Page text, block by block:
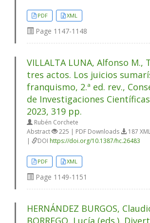
PDF XML
Page 1147-1148
VILLALTA LUNA, Alfonso M.,
tres actos. Los juicios
franquismo, 2.ª ed. rev.,
de Investigaciones
2023, 319 pp.
Rubén Corchete
Abstract
225 | PDF Downloads 187
|
DOI https://doi.org/10.1387/hc.26483
PDF XML
Page 1149-1151
HERNÁNDEZ BURGOS,
BORREGO, Lucía (eds.),